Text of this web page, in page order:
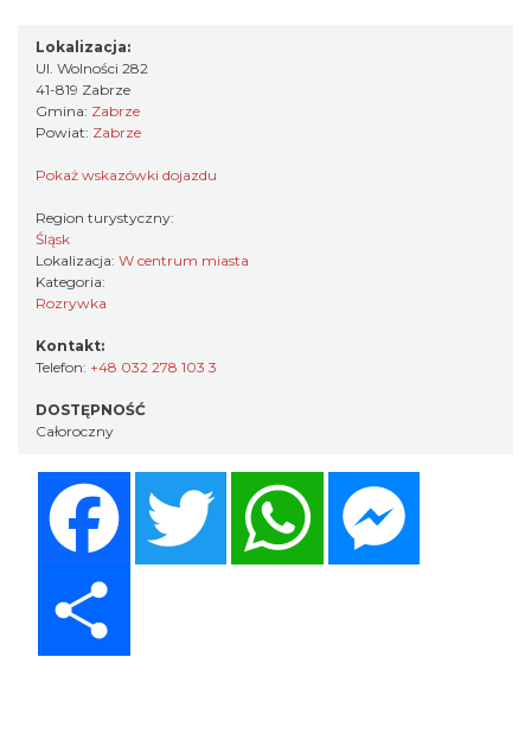
Lokalizacja:
Ul. Wolności 282
41-819 Zabrze
Gmina: Zabrze
Powiat: Zabrze
Pokaż wskazówki dojazdu
Region turystyczny:
Śląsk
Lokalizacja: W centrum miasta
Kategoria:
Rozrywka
Kontakt:
Telefon: +48 032 278 103 3
DOSTĘPNOŚĆ
Całoroczny
Twitter WhatsApp